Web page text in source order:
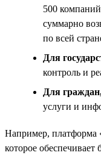
500
суммарно
по всей
Для
контроль и
Для
услуги и
Например, платформа
которое